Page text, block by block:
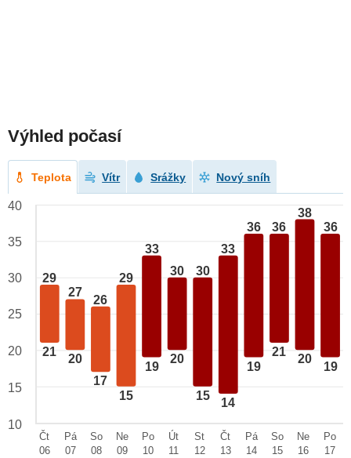
Výhled počasí
Teplota Vítr Srážky Nový sníh
29
21
27
20
26
17
29
15
33
19
30
20
30
15
33
14
36
19
36
21
38
20
36
19
40
35
30
25
20
15
10
Čt
06
Pá
07
So
08
Ne
09
Po
10
Út
11
St
12
Čt
13
Pá
14
So
15
Ne
16
Po
17